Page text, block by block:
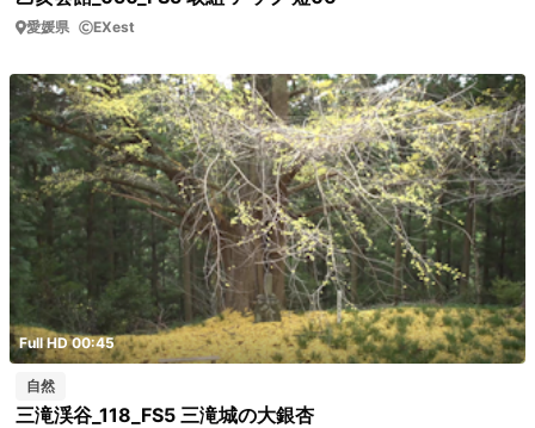
愛媛県 EXest
Full HD 00:45
自然
三滝渓谷_118_FS5 三滝城の大銀杏